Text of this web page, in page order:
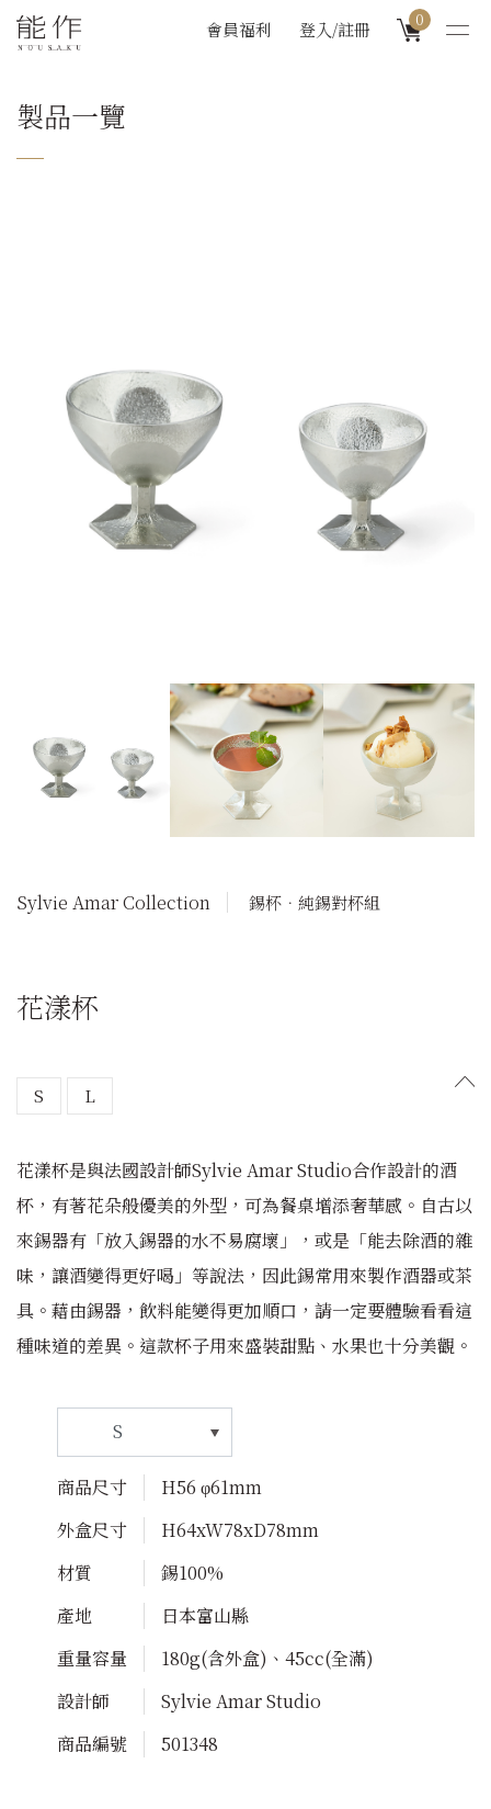
會員福利 登入/註冊 0
製品一覽
Sylvie Amar Collection 錫杯．純錫對杯組
花漾杯
S L
花漾杯是與法國設計師Sylvie Amar Studio合作設計的酒
杯，有著花朵般優美的外型，可為餐桌增添奢華感。自古以
來錫器有「放入錫器的水不易腐壞」，或是「能去除酒的雜
味，讓酒變得更好喝」等說法，因此錫常用來製作酒器或茶
具。藉由錫器，飲料能變得更加順口，請一定要體驗看看這
種味道的差異。這款杯子用來盛裝甜點、水果也十分美觀。
商品尺寸
H56 φ61mm
外盒尺寸
H64xW78xD78mm
材質
錫100%
產地
日本富山縣
重量容量
180g(含外盒)、45cc(全滿)
設計師
Sylvie Amar Studio
商品編號
501348